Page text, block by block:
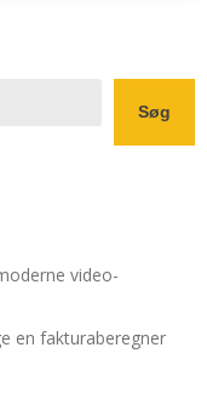
Søg
video-
en fakturaberegner